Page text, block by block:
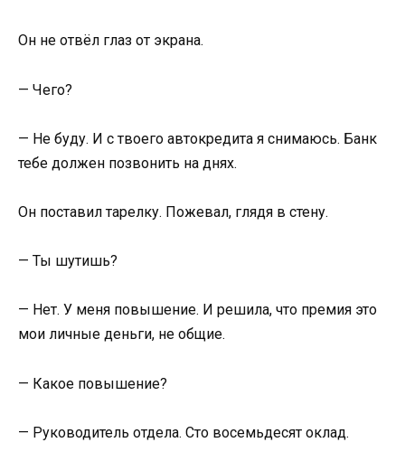
Он не отвёл глаз от экрана.
— Чего?
— Не буду. И с твоего автокредита я снимаюсь. Банк
тебе должен позвонить на днях.
Он поставил тарелку. Пожевал, глядя в стену.
— Ты шутишь?
— Нет. У меня повышение. И решила, что премия это
мои личные деньги, не общие.
— Какое повышение?
— Руководитель отдела. Сто восемьдесят оклад.